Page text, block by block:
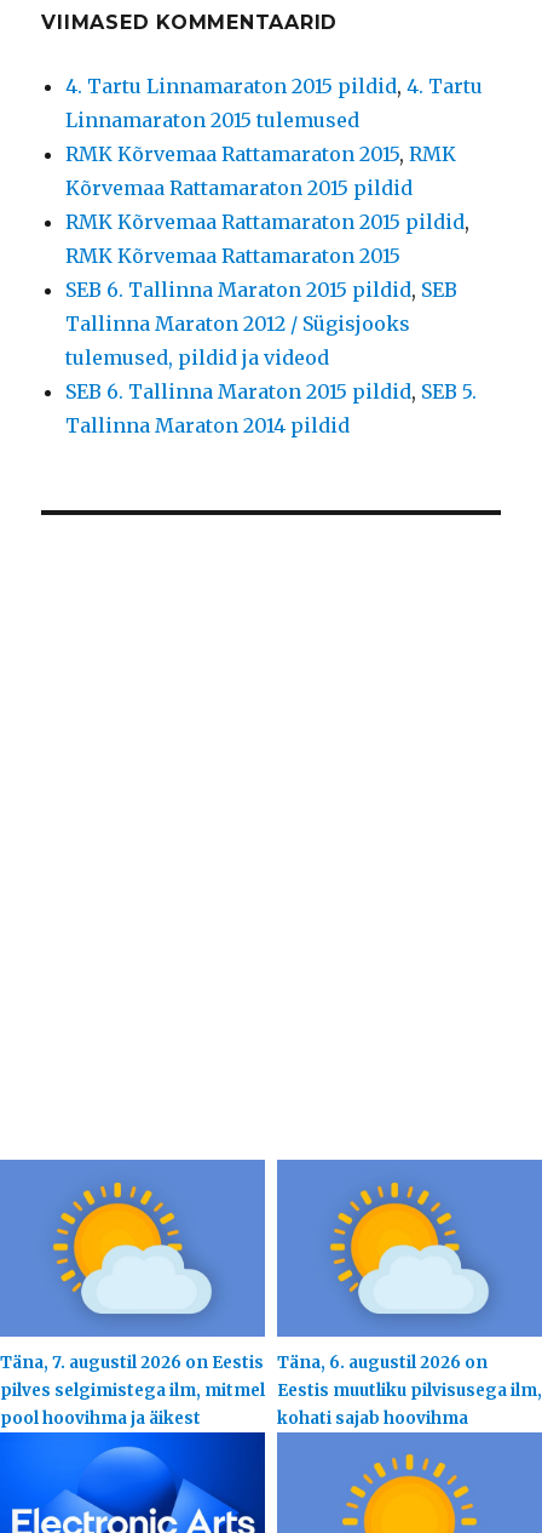
VIIMASED KOMMENTAARID
4. Tartu Linnamaraton 2015 pildid,4. Tartu
Linnamaraton 2015 tulemused
RMK Kõrvemaa Rattamaraton 2015,RMK
Kõrvemaa Rattamaraton 2015 pildid
RMK Kõrvemaa Rattamaraton 2015 pildid,
RMK Kõrvemaa Rattamaraton 2015
SEB 6. Tallinna Maraton 2015 pildid, SEB
Tallinna Maraton 2012 / Sügisjooks
tulemused, pildid ja videod
SEB 6. Tallinna Maraton 2015 pildid, SEB 5.
Tallinna Maraton 2014 pildid
Täna, 7. augustil 2026 on Eestis
pilves selgimistega ilm, mitmel
pool hoovihma ja äikest
Täna, 6. augustil 2026 on
Eestis muutliku pilvisusega ilm,
kohati sajab hoovihma